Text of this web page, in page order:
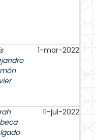
1-mar-2022
11-jul-2022